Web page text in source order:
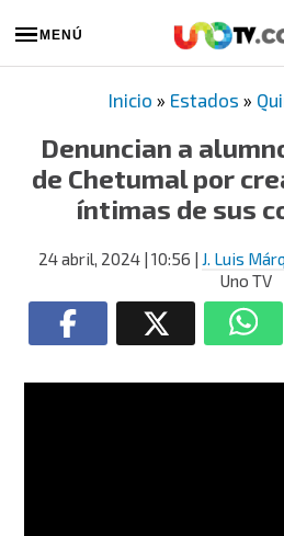
MENÚ
Inicio » Estados »
Denuncian a
de Chetumal por
íntimas de sus
24 abril, 2024 | 10:56 | J. Luis
Uno TV